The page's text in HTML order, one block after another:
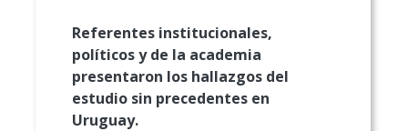
Referentes institucionales,
políticos y de la academia
presentaron los hallazgos del
estudio sin precedentes en
Uruguay.